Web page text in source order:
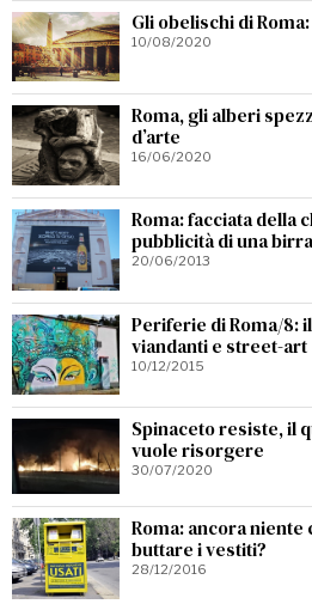
Gli obelischi di
10/08/2020
Roma, gli alberi
d’arte
16/06/2020
Roma: facciata della
pubblicità di una birra
20/06/2013
Periferie di Roma/8:
viandanti e street-art
10/12/2015
Spinaceto resiste, il
vuole risorgere
30/07/2020
Roma: ancora niente
buttare i vestiti?
28/12/2016